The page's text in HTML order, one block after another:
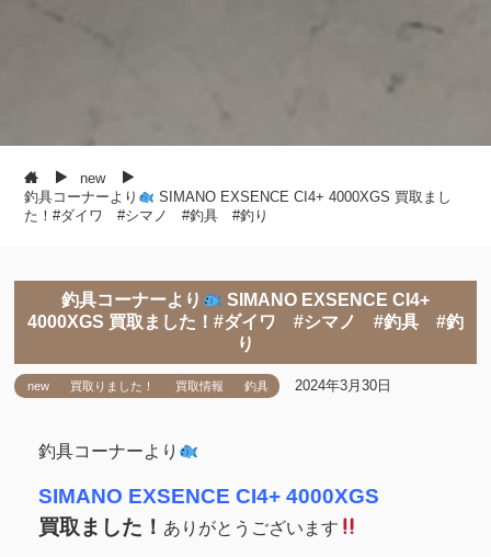
new
釣具コーナーより
SIMANO EXSENCE CI4+ 4000XGS 買取まし
た！#ダイワ #シマノ #釣具 #釣り
釣具コーナーより
SIMANO EXSENCE CI4+
4000XGS 買取ました！#ダイワ #シマノ #釣具 #釣
り
new 買取りました！ 買取情報 釣具 2024年3月30日
釣具コーナーより
SIMANO EXSENCE CI4+ 4000XGS
買取ました！ ありがとうございます